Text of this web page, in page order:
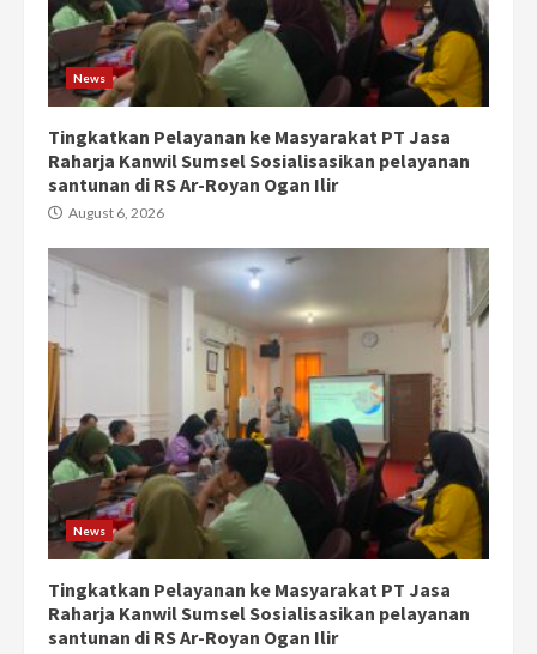
News
Tingkatkan Pelayanan ke Masyarakat PT Jasa
Raharja Kanwil Sumsel Sosialisasikan pelayanan
santunan di RS Ar-Royan Ogan Ilir
August 6, 2026
News
Tingkatkan Pelayanan ke Masyarakat PT Jasa
Raharja Kanwil Sumsel Sosialisasikan pelayanan
santunan di RS Ar-Royan Ogan Ilir